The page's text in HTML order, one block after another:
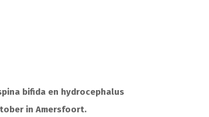
bifida en hydrocephalus
in Amersfoort.